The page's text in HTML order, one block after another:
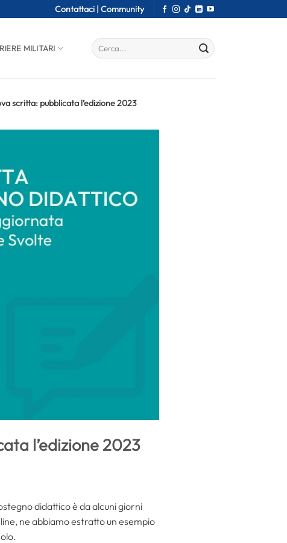
Contattaci | Community
MILITARI
scritta: pubblicata l’edizione 2023
l’edizione 2023
didattico è da alcuni giorni
ne abbiamo estratto un esempio